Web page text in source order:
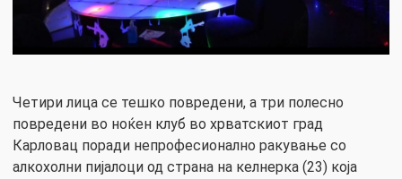
Четири лица се тешко повредени, а три полесно
повредени во ноќен клуб во хрватскиот град
Карловац поради непрофесионално ракување со
алкохолни пијалоци од страна на келнерка (23) која